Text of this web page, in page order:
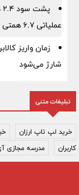
عملیاتی ۶.۷ همتی سود ساخت
شارژ می‌شود
تبلیغات متنی
خرید لپ تاپ ارزان
کاربران
مدرسه مجازی